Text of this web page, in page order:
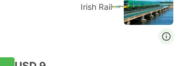
Irish Rail